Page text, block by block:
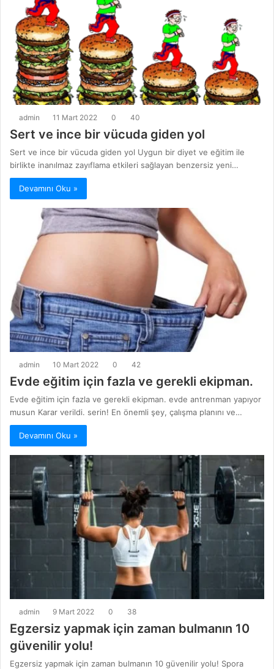
admin 11 Mart 2022 0 40
Sert ve ince bir vücuda giden yol
Sert ve ince bir vücuda giden yol Uygun bir diyet ve eğitim ile
birlikte inanılmaz zayıflama etkileri sağlayan benzersiz yeni…
Devamını Oku »
admin 10 Mart 2022 0 42
Evde eğitim için fazla ve gerekli ekipman.
Evde eğitim için fazla ve gerekli ekipman. evde antrenman yapıyor
musun Karar verildi. serin! En önemli şey, çalışma planını ve…
Devamını Oku »
admin 9 Mart 2022 0 38
Egzersiz yapmak için zaman bulmanın 10
güvenilir yolu!
Egzersiz yapmak için zaman bulmanın 10 güvenilir yolu! Spora